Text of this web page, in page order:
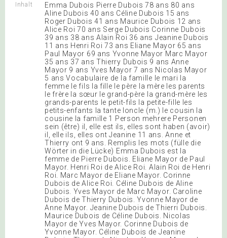
Inhalt
Emma Dubois Pierre Dubois 78 ans 80 ans
Aline Dubois 40 ans Céline Dubois 15 ans
Roger Dubois 41 ans Maurice Dubois 12 ans
Alice Roi 70 ans Serge Dubois Corinne Dubois
39 ans 38 ans Alain Roi 36 ans Jeanine Dubois
11 ans Henri Roi 73 ans Eliane Mayor 65 ans
Paul Mayor 69 ans Yvonne Mayor Marc Mayor
35 ans 37 ans Thierry Dubois 9 ans Anne
Mayor 9 ans Yves Mayor 7 ans Nicolas Mayor
5 ans Vocabulaire de la famille le mari la
femme le fils la fille le père la mère les parents
le frère la sœur le grand-père la grand-mère les
grands-parents le petit-fils la petite-fille les
petits-enfants la tante loncle (m.) le cousin la
cousine la famille 1 Person mehrere Personen
sein (être) il, elle est ils, elles sont haben (avoir)
il, elle ils, elles ont Jeanine 11 ans. Anne et
Thierry ont 9 ans. Remplis les mots (fülle die
Wörter in die Lücke) Emma Dubois est la
femme de Pierre Dubois. Eliane Mayor de Paul
Mayor. Henri Roi de Alice Roi. Alain Roi de Henri
Roi. Marc Mayor de Eliane Mayor. Corinne
Dubois de Alice Roi. Céline Dubois de Aline
Dubois. Yves Mayor de Marc Mayor. Caroline
Dubois de Thierry Dubois. Yvonne Mayor de
Anne Mayor. Jeanine Dubois de Thierri Dubois.
Maurice Dubois de Céline Dubois. Nicolas
Mayor de Yves Mayor. Corinne Dubois de
Yvonne Mayor. Céline Dubois de Jeanine